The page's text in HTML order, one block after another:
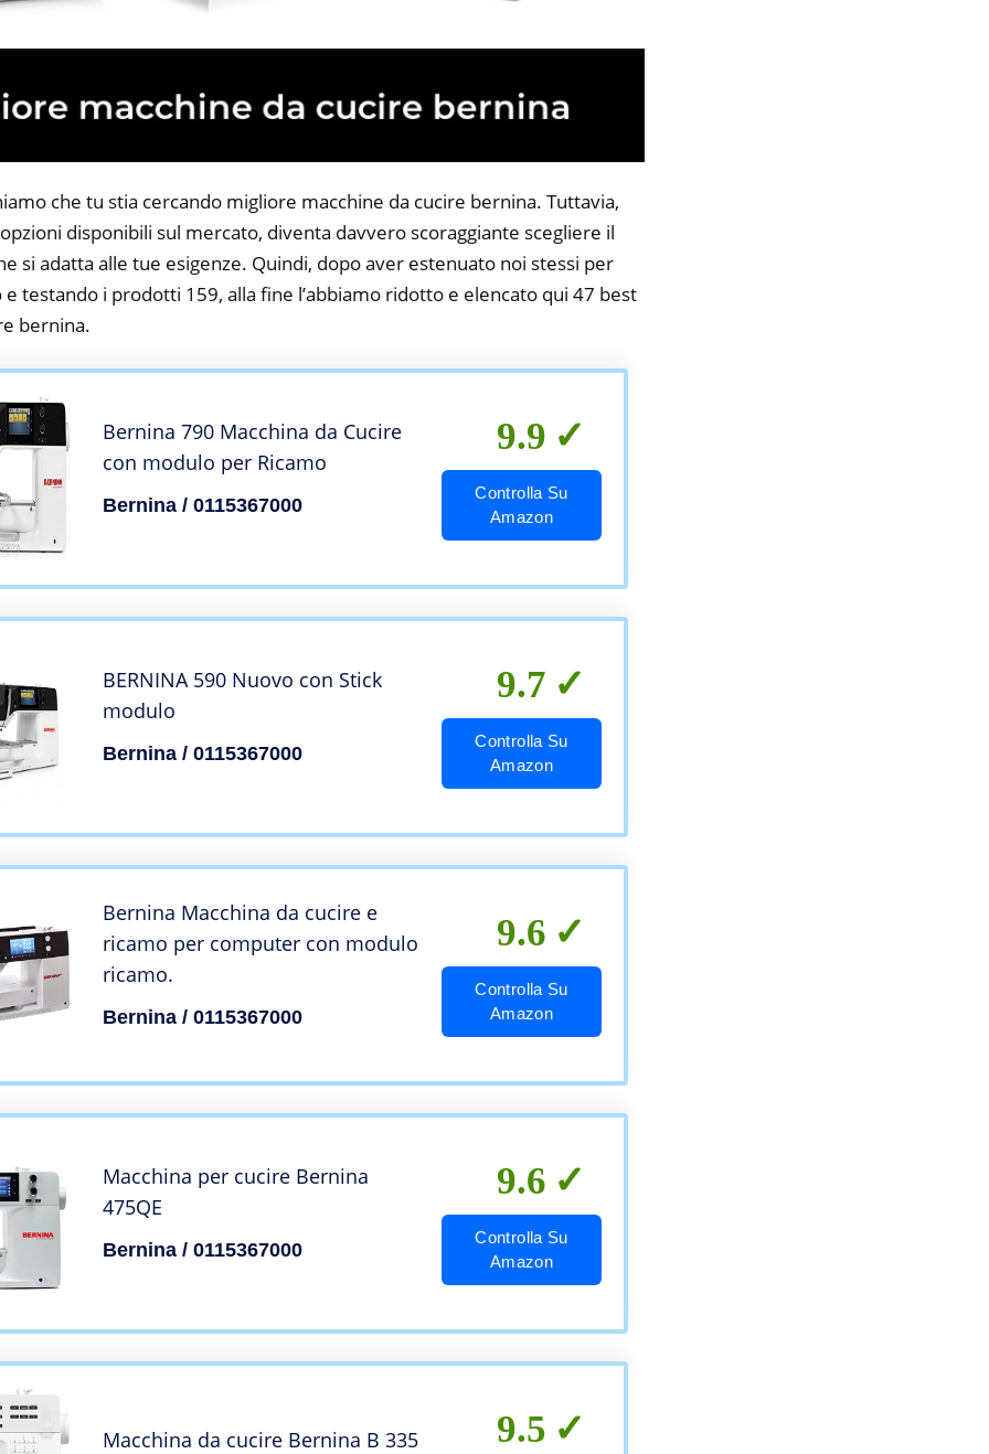
che tu stia cercando migliore macchine da cucire bernina. Tuttavia,
disponibili sul mercato, diventa davvero scoraggiante scegliere il
si adatta alle tue esigenze. Quindi, dopo aver estenuato noi stessi per
testando i prodotti 159, alla fine l’abbiamo ridotto e elencato qui 47 best
bernina.
Bernina 790 Macchina da Cucire
con modulo per Ricamo
Bernina / 0115367000
9.9
Controlla Su
Amazon
BERNINA 590 Nuovo con Stick
modulo
Bernina / 0115367000
9.7
Controlla Su
Amazon
Bernina Macchina da cucire e
ricamo per computer con modulo
ricamo.
Bernina / 0115367000
9.6
Controlla Su
Amazon
Macchina per cucire Bernina
475QE
Bernina / 0115367000
9.6
Controlla Su
Amazon
Macchina da cucire Bernina B 335 9.5